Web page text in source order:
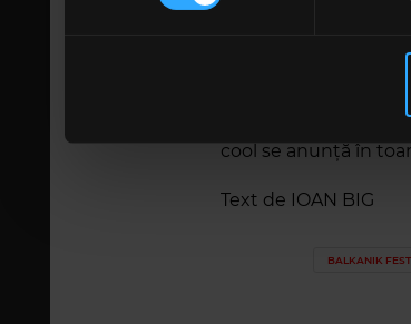
traficul. De asemenea, le oferim
care folosiți site-ul nostru. Aceștia le
cool se anunţă în
Text de IOAN BIG
BALKANIK